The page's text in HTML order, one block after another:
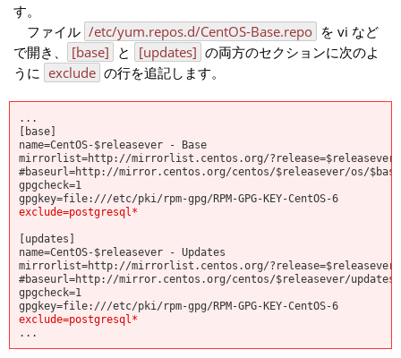
す。
ファイル /etc/yum.repos.d/CentOS-Base.repo を vi など
で開き、
[base] と [updates] の両方のセクションに次のよ
うに exclude の行を追記します。
...
[base]
name=CentOS-$releasever - Base
mirrorlist=http://mirrorlist.centos.org/
#baseurl=http://mirror.centos.org/centos/$releasever/os/
gpgcheck=1
gpgkey=file:///etc/pki/rpm-gpg/RPM-GPG-KEY-CentOS-6
exclude=postgresql*
[updates]
name=CentOS-$releasever - Updates
mirrorlist=http://mirrorlist.centos.org/
#baseurl=http://mirror.centos.org/centos/$releasever/updates/
gpgcheck=1
gpgkey=file:///etc/pki/rpm-gpg/RPM-GPG-KEY-CentOS-6
exclude=postgresql*
...